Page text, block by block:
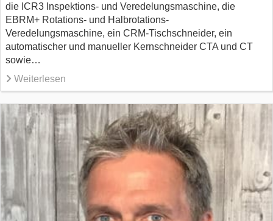
die ICR3 Inspektions- und Veredelungsmaschine, die
EBRM+ Rotations- und Halbrotations-
Veredelungsmaschine, ein CRM-Tischschneider, ein
automatischer und manueller Kernschneider CTA und CT
sowie…
Weiterlesen